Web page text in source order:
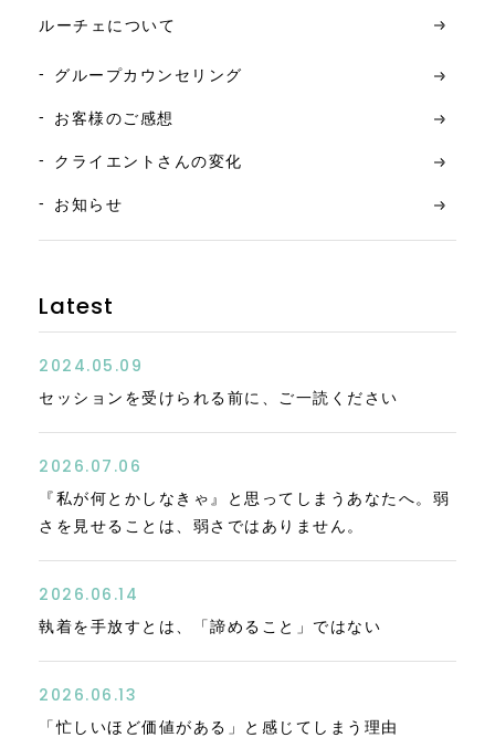
ルーチェについて
グループカウンセリング
お客様のご感想
クライエントさんの変化
お知らせ
Latest
2024.05.09
セッションを受けられる前に、ご一読ください
2026.07.06
『私が何とかしなきゃ』と思ってしまうあなたへ。弱
さを見せることは、弱さではありません。
2026.06.14
執着を手放すとは、「諦めること」ではない
2026.06.13
「忙しいほど価値がある」と感じてしまう理由